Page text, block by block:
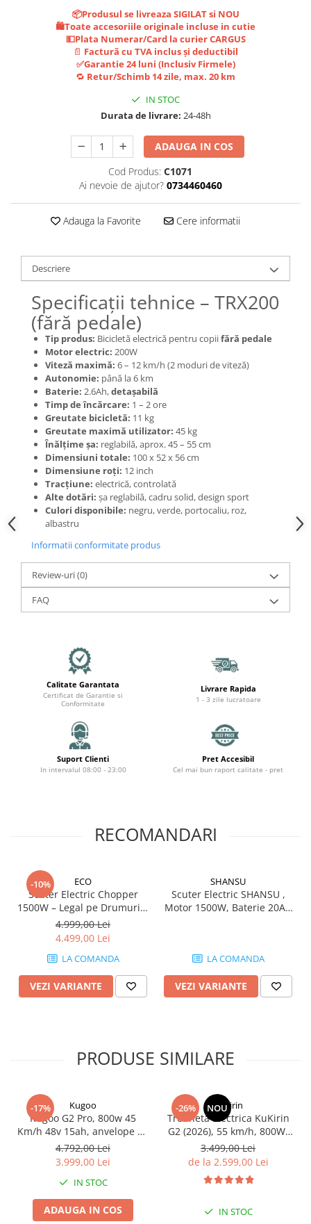
Valve & extensii
Acceleratoare & comenzi
Display-uri / ecrane
Controlere & Conversoare DC/DC
Încărcătoare
Cabluri pentru baterii
Componente baterii
Localizatoare GPS
Mecanică
Furci / mânere principale &
secundare
Pliere, pasadores & tije
Crickuri / suporturi parcare
Suspensii & amortizoare
Rulmenți
Transmisii & lanțuri
Claxoane / sonerii (timbres)
Frâne
Discuri de frana
Plăcuțe de frână
Etrieri
Cabluri de frână
Manete de frână
Consumabile & Unelte
Conectori
Adezivi & pastă termoconductoare
Rulouri de nichel
Tuburi termocontractabile
Publicitate & elemente expo
📦Produsul se livreaza SIGILAT si NOU
🛍️Toate accesoriile originale incluse in cutie
💵Plata Numerar/Card la curier CARGUS
📄 Factură cu TVA inclus și deductibil
✅Garantie 24 luni (Inclusiv Firmele)
🔁 Retur/Schimb 14 zile, max. 20 km
IN STOC
Durata de livrare: 24-48h
ADAUGA IN COS
Cod Produs: C1071
Ai nevoie de ajutor? 0734460460
Adauga la Favorite Cere informatii
Descriere
Specificații tehnice – TRX200
(fără pedale)
Tip produs: Bicicletă electrică pentru copiifără pedale
Motor electric: 200W
Viteză maximă: 6 – 12 km/h (2 moduri de viteză)
Autonomie: până la 6 km
Baterie: 2.6Ah,detașabilă
Timp de încărcare: 1 – 2 ore
Greutate bicicletă: 11 kg
Greutate maximă utilizator: 45 kg
Înălțime șa: reglabilă, aprox. 45 – 55 cm
Dimensiuni totale: 100 x 52 x 56 cm
Dimensiune roți: 12 inch
Tracțiune: electrică, controlată
Alte dotări: șa reglabilă, cadru solid, design sport
Culori disponibile: negru, verde, portocaliu, roz,
albastru
Informatii conformitate produs
Review-uri(0)
FAQ
Calitate Garantata
Certificat de Garantie si
Conformitate
Livrare Rapida
1 - 3 zile lucratoare
Suport Clienti
In intervalul 08:00 - 23:00
Pret Accesibil
Cel mai bun raport calitate - pret
RECOMANDARI
-10% ECO
Scuter Electric Chopper
1500W – Legal pe Drumurile
Publice, 12Ah Lithium,
180kg, Baterie Detasabilă,
25 km/h
4.999,00 Lei
4.499,00 Lei
LA COMANDA
VEZI VARIANTE
SHANSU
Scuter Electric SHANSU ,
Motor 1500W, Baterie 20Ah
LA COMANDA
VEZI VARIANTE
PRODUSE SIMILARE
-17% Kugoo
Kugoo G2 Pro, 800w 45
Km/h 48v 15ah, anvelope 10
inch
4.792,00 Lei
3.999,00 Lei
IN STOC
ADAUGA IN COS
-26% NOU
KuKirin
Trotineta Electrica KuKirin
G2 (2026), 55 km/h, 800W,
15ah 48v
3.499,00 Lei
de la 2.599,00 Lei
IN STOC